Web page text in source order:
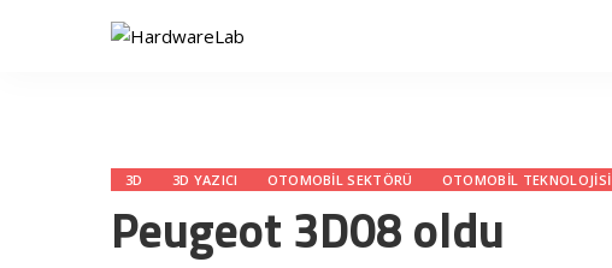
3D 3D YAZICI OTOMOBIL SEKTÖRÜ OTOMOBIL TEKNOLOJISI
Peugeot 3D08 oldu